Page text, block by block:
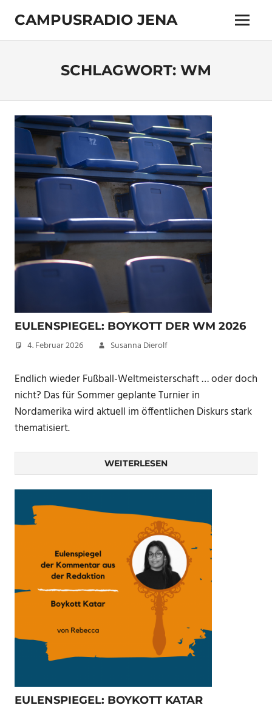
Inhalt
springen
CAMPUSRADIO JENA
103.4
Menü
SCHLAGWORT: WM
EULENSPIEGEL: BOYKOTT DER WM 2026
4. Februar 2026 Susanna Dierolf
Endlich wieder Fußball-Weltmeisterschaft … oder doch
nicht? Das für Sommer geplante Turnier in
Nordamerika wird aktuell im öffentlichen Diskurs stark
thematisiert.
WEITERLESEN
EULENSPIEGEL: BOYKOTT KATAR